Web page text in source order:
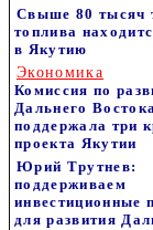
Свыше 80 тысяч
топлива
в Якутию
Экономика
Комиссия по
Дальнего
поддержала три
проекта Якутии
Юрий Трутнев:
поддерживаем
инвестиционные
для развития